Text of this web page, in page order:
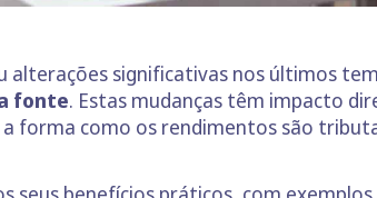
significativas nos últimos
fonte. Estas mudanças têm impacto
forma como os rendimentos são